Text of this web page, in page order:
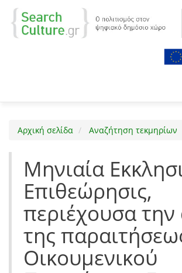
Αρχική σελίδα Αναζήτηση τεκμηρίων
Μηνιαία
Επιθεώρησις,
περιέχουσα
της
Οικουμενικού